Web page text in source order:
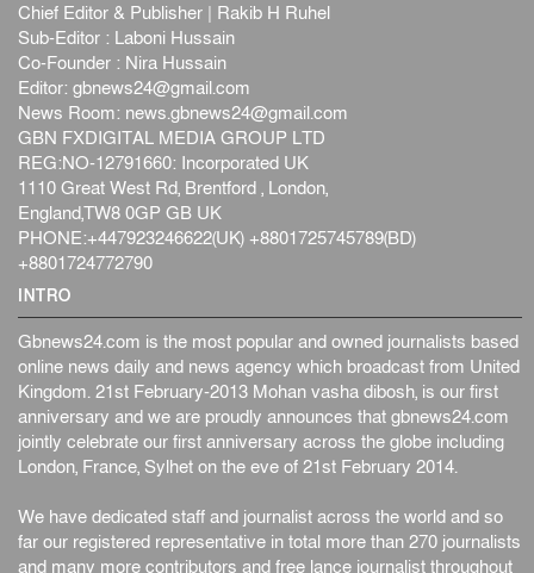
Chief Editor & Publisher | Rakib H Ruhel
Sub-Editor : Laboni Hussain
Co-Founder : Nira Hussain
Editor: gbnews24@gmail.com
News Room: news.gbnews24@gmail.com
GBN FXDIGITAL MEDIA GROUP LTD
REG:NO-12791660: Incorporated UK
1110 Great West Rd, Brentford , London,
England,TW8 0GP GB UK
PHONE:+447923246622(UK) +8801725745789(BD)
+8801724772790
INTRO
Gbnews24.com is the most popular and owned journalists based
online news daily and news agency which broadcast from United
Kingdom. 21st February-2013 Mohan vasha dibosh, is our first
anniversary and we are proudly announces that gbnews24.com
jointly celebrate our first anniversary across the globe including
London, France, Sylhet on the eve of 21st February 2014.
We have dedicated staff and journalist across the world and so
far our registered representative in total more than 270 journalists
and many more contributors and free lance journalist throughout